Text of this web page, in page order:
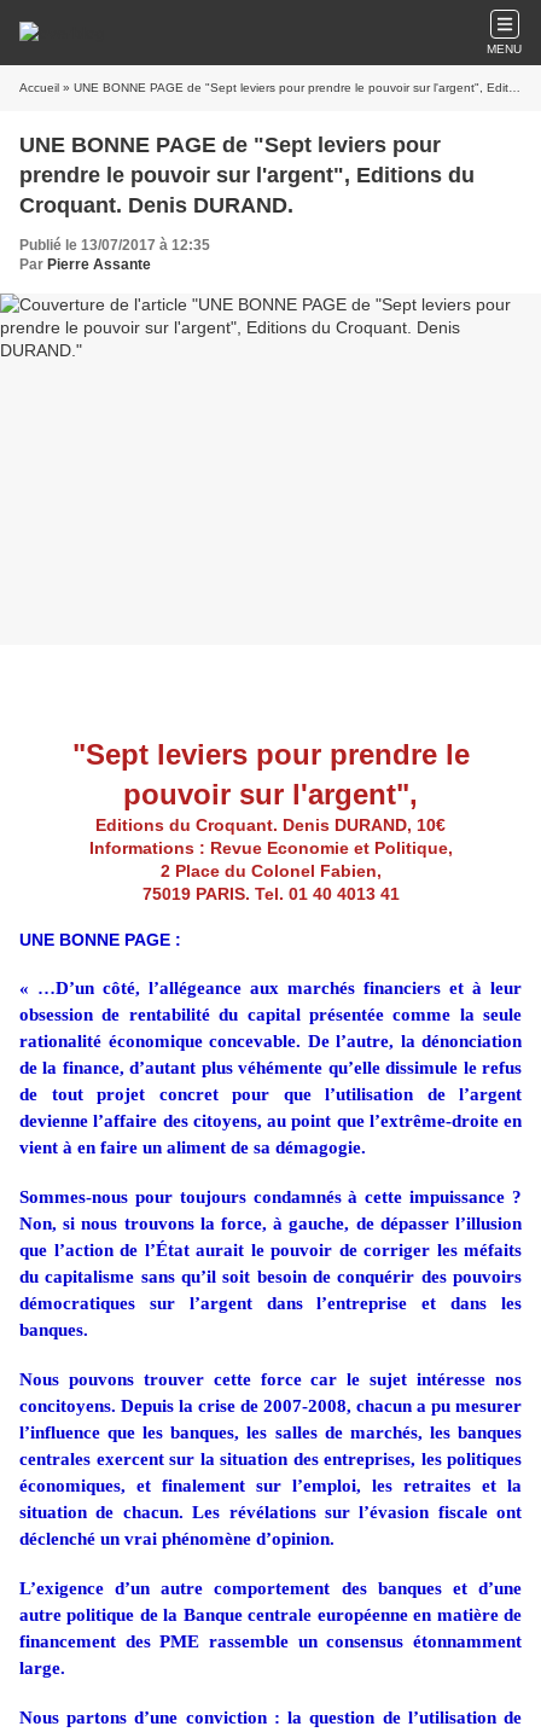
MENU
Accueil » UNE BONNE PAGE de "Sept leviers pour prendre le pouvoir sur l'argent", Editions du Croquant. Denis DURAND.
UNE BONNE PAGE de "Sept leviers pour
prendre le pouvoir sur l'argent", Editions du
Croquant. Denis DURAND.
Publié le 13/07/2017 à 12:35
Par Pierre Assante
"Sept leviers pour prendre le
pouvoir sur l'argent",
Editions du Croquant. Denis DURAND, 10€
Informations : Revue Economie et Politique,
2 Place du Colonel Fabien,
75019 PARIS. Tel. 01 40 4013 41
UNE BONNE PAGE :
« …D’un côté, l’allégeance aux marchés financiers et à leur
obsession de rentabilité du capital présentée comme la seule
rationalité économique concevable. De l’autre, la dénonciation
de la finance, d’autant plus véhémente qu’elle dissimule le refus
de tout projet concret pour que l’utilisation de l’argent
devienne l’affaire des citoyens, au point que l’extrême-droite en
vient à en faire un aliment de sa démagogie.
Sommes-nous pour toujours condamnés à cette impuissance ?
Non, si nous trouvons la force, à gauche, de dépasser l’illusion
que l’action de l’État aurait le pouvoir de corriger les méfaits
du capitalisme sans qu’il soit besoin de conquérir des pouvoirs
démocratiques sur l’argent dans l’entreprise et dans les
banques.
Nous pouvons trouver cette force car le sujet intéresse nos
concitoyens. Depuis la crise de 2007-2008, chacun a pu mesurer
l’influence que les banques, les salles de marchés, les banques
centrales exercent sur la situation des entreprises, les politiques
économiques, et finalement sur l’emploi, les retraites et la
situation de chacun. Les révélations sur l’évasion fiscale ont
déclenché un vrai phénomène d’opinion.
L’exigence d’un autre comportement des banques et d’une
autre politique dela Banquecentrale européenne en matière de
financement des PME rassemble un consensus étonnamment
large.
Nous partons d’une conviction : la question de l’utilisation de